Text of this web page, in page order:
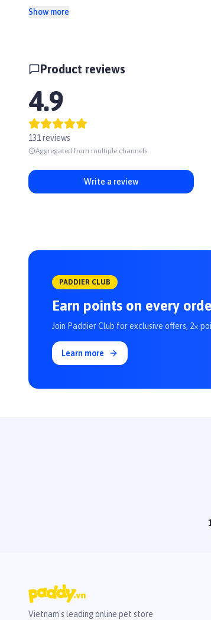
Thành phần
Cho lượng thức ăn vừa đủ ra bát (đĩa) thức ăn.
Lượng cho ăn có thể điều chỉnh dựa theo giống,
👉Xem thêm các sản phẩm khác tại
#thucankho #thucanchocho #thucanhat
Show more
Product reviews
4.9
131 reviews
Aggregated from multiple channels
Write a review
PADDIER CLUB
Earn points on every
Join Paddier Club for exclusive offers, 2×
Learn more
Vietnam's leading online pet store